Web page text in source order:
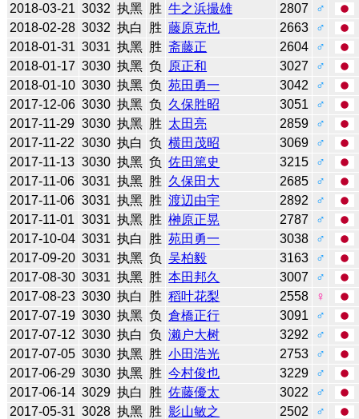
2018-03-21 3032 执黑 胜 牛之浜撮雄 2807
♂
2018-02-28 3032 执白 胜 藤原克也 2663
♂
2018-01-31 3031 执黑 胜 斋藤正 2604
♂
2018-01-17 3030 执黑 负 原正和 3027
♂
2018-01-10 3030 执黑 负 苑田勇一 3042
♂
2017-12-06 3030 执黑 负 久保胜昭 3051
♂
2017-11-29 3030 执黑 胜 太田亮 2859
♂
2017-11-22 3030 执白 负 横田茂昭 3069
♂
2017-11-13 3030 执黑 负 佐田篤史 3215
♂
2017-11-06 3031 执黑 胜 久保田大 2685
♂
2017-11-06 3031 执黑 胜 渡辺由宇 2892
♂
2017-11-01 3031 执黑 胜 榊原正晃 2787
♂
2017-10-04 3031 执白 胜 苑田勇一 3038
♂
2017-09-20 3031 执黑 负 吴柏毅 3163
♂
2017-08-30 3031 执黑 胜 本田邦久 3007
♂
2017-08-23 3030 执白 胜 稻叶花梨 2558
♀
2017-07-19 3030 执黑 负 倉橋正行 3091
♂
2017-07-12 3030 执白 负 濑户大树 3292
♂
2017-07-05 3030 执黑 胜 小田浩光 2753
♂
2017-06-29 3030 执黑 胜 今村俊也 3229
♂
2017-06-14 3029 执白 胜 佐藤優太 3022
♂
2017-05-31 3028 执黑 胜 影山敏之 2502
♂